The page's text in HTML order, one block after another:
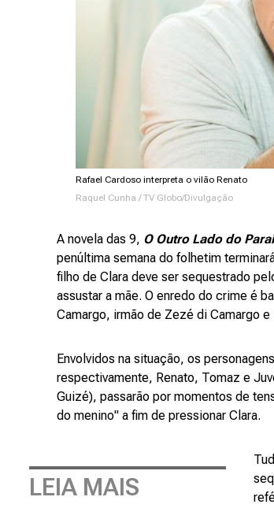
Rafael Cardoso interpreta o vilão Renato
Raquel Cunha / TV Globo/Divulgação
A novela das 9, O Outro Lado do
penúltima semana do folhetim
filho de Clara deve ser sequestrado
assustar a mãe. O enredo do crime é
Camargo, irmão de Zezé di Camargo e
Envolvidos na situação, os
respectivamente, Renato, Tomaz e
Guizé), passarão por momentos de
do menino" a fim de pressionar Clara.
LEIA MAIS